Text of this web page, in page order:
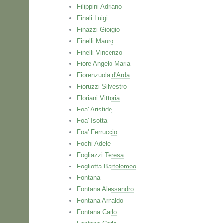
Filippini Adriano
Finali Luigi
Finazzi Giorgio
Finelli Mauro
Finelli Vincenzo
Fiore Angelo Maria
Fiorenzuola d'Arda
Fioruzzi Silvestro
Floriani Vittoria
Foa' Aristide
Foa' Isotta
Foa' Ferruccio
Fochi Adele
Fogliazzi Teresa
Foglietta Bartolomeo
Fontana
Fontana Alessandro
Fontana Arnaldo
Fontana Carlo